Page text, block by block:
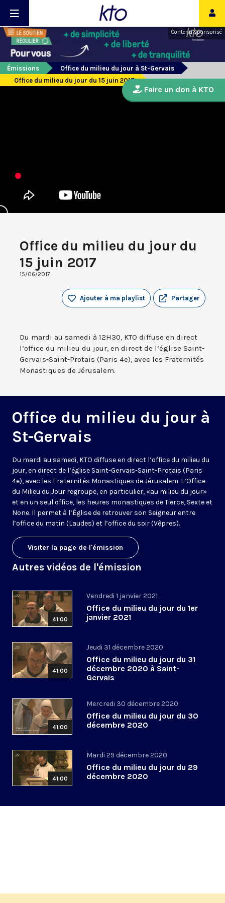
Contenu sponsorisé
Émissions
Office du milieu du jour à St-Gervais
Office du milieu du jour du 15 juin 2017
Office du milieu du jour du
15 juin 2017
15/06/2017
Partager
Ajouter à ma playlist
Du mardi au samedi à 12H30, KTO diffuse en direct
l’office du milieu du jour, en direct de l’église Saint-
Gervais-Saint-Protais (Paris 4e), avec les Fraternités
Monastiques de Jérusalem.
Office du milieu du jour à
St-Gervais
Du mardi au samedi, KTO diffuse en direct l’office du milieu du
jour, en direct de l’église Saint-Gervais-Saint-Protais (Paris
4e), avec les Fraternités Monastiques de Jérusalem. L’Office
du Milieu du Jour regroupe, en particulier, «au milieu du jour»
et en un seul office, les heures monastiques de Tierce, Sexte et
None. Il permet à l’Église de retrouver son Seigneur entre
l’office du matin (Laudes) et l’office du soir (Vêpres).
Visiter la page de l'émission
Autres vidéos de l'émission
41:00
Vendredi 1 janvier 2021
Office du milieu du jour du 1er
janvier 2021
41:00
Jeudi 31 décembre 2020
Office du milieu du jour du 31
décembre 2020 à Saint-
Gervais
41:00
Mercredi 30 décembre 2020
Office du milieu du jour du 30
décembre 2020
41:00
Mardi 29 décembre 2020
Office du milieu du jour du 29
décembre 2020
Faire un don à KTO